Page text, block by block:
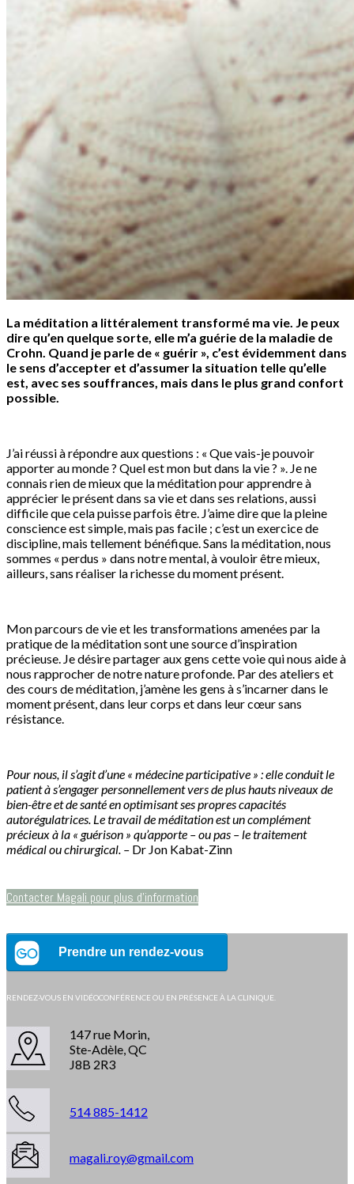
La méditation a littéralement transformé ma vie. Je peux
dire qu’en quelque sorte, elle m’a guérie de la maladie de
Crohn. Quand je parle de « guérir », c’est évidemment dans
le sens d’accepter et d’assumer la situation telle qu’elle
est, avec ses souffrances, mais dans le plus grand confort
possible.
J’ai réussi à répondre aux questions : « Que vais-je pouvoir
apporter au monde ? Quel est mon but dans la vie ? ». Je ne
connais rien de mieux que la méditation pour apprendre à
apprécier le présent dans sa vie et dans ses relations, aussi
difficile que cela puisse parfois être. J’aime dire que la pleine
conscience est simple, mais pas facile ; c’est un exercice de
discipline, mais tellement bénéfique. Sans la méditation, nous
sommes « perdus » dans notre mental, à vouloir être mieux,
ailleurs, sans réaliser la richesse du moment présent.
Mon parcours de vie et les transformations amenées par la
pratique de la méditation sont une source d’inspiration
précieuse. Je désire partager aux gens cette voie qui nous aide à
nous rapprocher de notre nature profonde. Par des ateliers et
des cours de méditation, j’amène les gens à s’incarner dans le
moment présent, dans leur corps et dans leur cœur sans
résistance.
Pour nous, il s’agit d’une « médecine participative » : elle conduit le
patient à s’engager personnellement vers de plus hauts niveaux de
bien-être et de santé en optimisant ses propres capacités
autorégulatrices. Le travail de méditation est un complément
précieux à la « guérison » qu’apporte – ou pas – le traitement
médical ou chirurgical. – Dr Jon Kabat-Zinn
Contacter Magali pour plus d’information
RENDEZ-VOUS EN VIDÉOCONFÉRENCE OU EN PRÉSENCE À LA CLINIQUE.
147 rue Morin,
Ste-Adèle, QC
J8B 2R3
514 885-1412
magali.roy@gmail.com